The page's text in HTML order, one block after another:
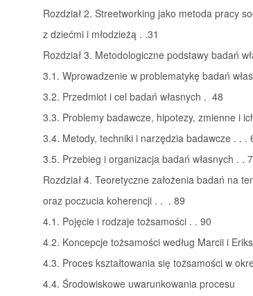
Rozdział 2. Streetworking jako metoda pracy
z dziećmi i młodzieżą . .31
Rozdział 3. Metodologiczne podstawy badań
3.1. Wprowadzenie w problematykę badań
3.2. Przedmiot i cel badań własnych . 48
3.3. Problemy badawcze, hipotezy, zmienne i
3.4. Metody, techniki i narzędzia badawcze . . .
3.5. Przebieg i organizacja badań własnych . .
Rozdział 4. Teoretyczne założenia badań na
oraz poczucia koherencji . . . 89
4.1. Pojęcie i rodzaje tożsamości . . 90
4.2. Koncepcje tożsamości według Marcii i
4.3. Proces kształtowania się tożsamości w
4.4. Środowiskowe uwarunkowania procesu